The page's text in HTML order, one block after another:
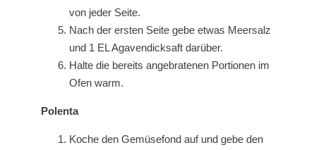
von jeder Seite.
Nach der ersten Seite gebe etwas Meersalz
und 1 EL Agavendicksaft darüber.
Halte die bereits angebratenen Portionen im
Ofen warm.
Polenta
Koche den Gemüsefond auf und gebe den